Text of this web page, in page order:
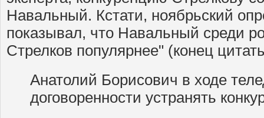
Навальный. Кстати, ноябрьский
показывал, что Навальный среди
Стрелков популярнее" (конец
Анатолий Борисович в ходе
договоренности устранять